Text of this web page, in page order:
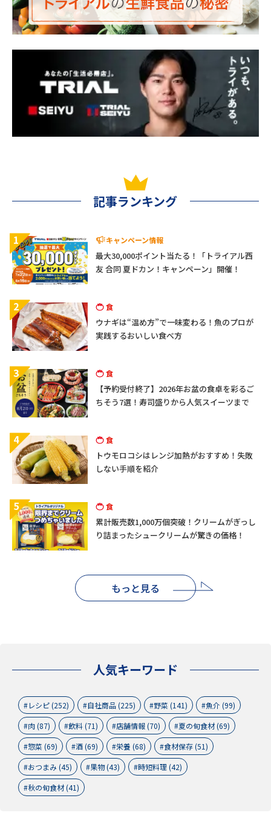
記事ランキング
1 キャンペーン情報
最大30,000ポイント当たる！「トライアル西
友 合同 夏ドカン！キャンペーン」開催！
2 食
ウナギは“温め方”で一味変わる！魚のプロが
実践するおいしい食べ方
3 食
【予約受付終了】2026年お盆の食卓を彩るご
ちそう7選！寿司盛りから人気スイーツまで
4 食
トウモロコシはレンジ加熱がおすすめ！失敗
しない手順を紹介
5 食
累計販売数1,000万個突破！クリームがぎっし
り詰まったシュークリームが驚きの価格！
もっと見る
人気キーワード
レシピ (252) 自社商品 (225) 野菜 (141)
魚介 (99)
肉 (87)
飲料 (71) 店舗情報 (70)
夏の旬食材 (69)
惣菜 (69)
酒 (69) 栄養 (68)
食材保存 (51)
おつまみ (45)
果物 (43)
時短料理 (42)
秋の旬食材 (41)